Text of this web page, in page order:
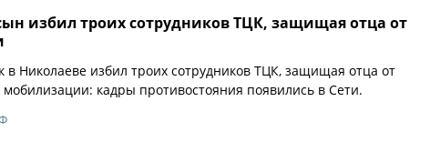
избил троих сотрудников ТЦК, защищая отца от
в Николаеве избил троих сотрудников ТЦК, защищая отца от
кадры противостояния появились в Сети.